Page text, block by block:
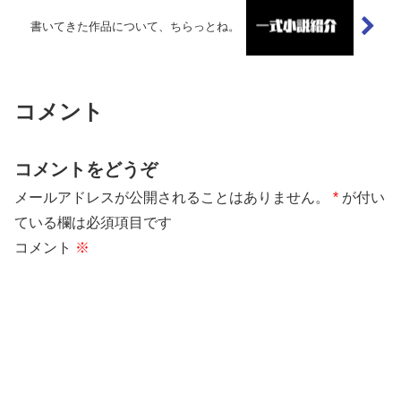
書いてきた作品について、ちらっとね。
コメント
コメントをどうぞ
メールアドレスが公開されることはありません。 * が付い
ている欄は必須項目です
コメント ※